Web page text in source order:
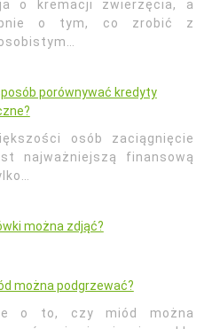
o kremacji zwierzęcia, a
o tym, co zrobić z
porównywać kredyty
osób zaciągnięcie
najważniejszą finansową
można zdjąć?
można podgrzewać?
o to, czy miód można